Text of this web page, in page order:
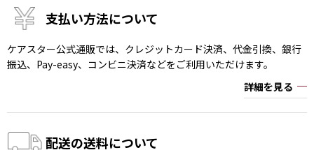
支払い方法について
ケアスター公式通販では、クレジットカード決済、代金引換、銀行
振込、Pay-easy、コンビニ決済などをご利用いただけます。
詳細を見る
配送の送料について